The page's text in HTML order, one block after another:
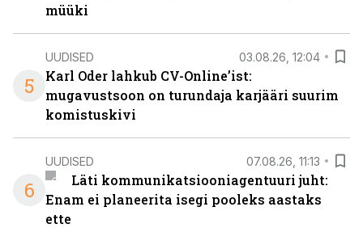
müüki
5
UUDISED 03.08.26, 12:04
Karl Oder lahkub CV-Online’ist:
mugavustsoon on turundaja karjääri suurim
komistuskivi
6
UUDISED 07.08.26, 11:13
Läti kommunikatsiooniagentuuri juht:
Enam ei planeerita isegi pooleks aastaks
ette